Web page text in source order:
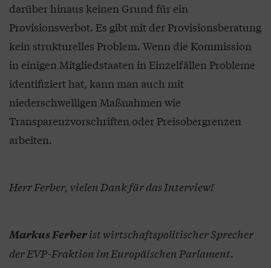
darüber hinaus keinen Grund für ein
Provisionsverbot. Es gibt mit der Provisionsberatung
kein strukturelles Problem. Wenn die Kommission
in einigen Mitgliedstaaten in Einzelfällen Probleme
identifiziert hat, kann man auch mit
niederschwelligen Maßnahmen wie
Transparenzvorschriften oder Preisobergrenzen
arbeiten.
Herr Ferber, vielen Dank für das Interview!
Markus Ferberist wirtschaftspolitischer Sprecher
der EVP-Fraktion im Europäischen Parlament.